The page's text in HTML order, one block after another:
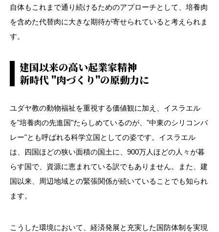
自体もこれまで通り続けるためのアプローチとして、培養肉
を含めた代替肉に大きな期待が寄せられていると考えられま
す。
建国以来の高い起業家精神
新時代 "肉づくり"の原動力に
ユダヤ教の動物福祉を重視する価値観に加え、イスラエル
を"培養肉の先進国"たらしめているのが、"中東のシリコンバ
レー"とも呼ばれる科学立国としての姿です。イスラエル
は、四国ほどの狭い面積の国土に、900万人ほどの人々が暮
らす国で、資源に恵まれている訳でもありません。また、建
国以来、周辺地域との緊張関係が続いていることでも知られ
ます。
こうした環境において、経済発展と充実した国防体制を実現